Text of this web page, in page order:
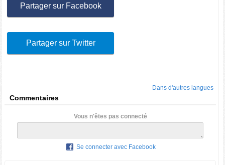
Partager sur Facebook
Partager sur Twitter
Dans d'autres langues
Commentaires
Vous n'êtes pas connecté
Se connecter avec Facebook